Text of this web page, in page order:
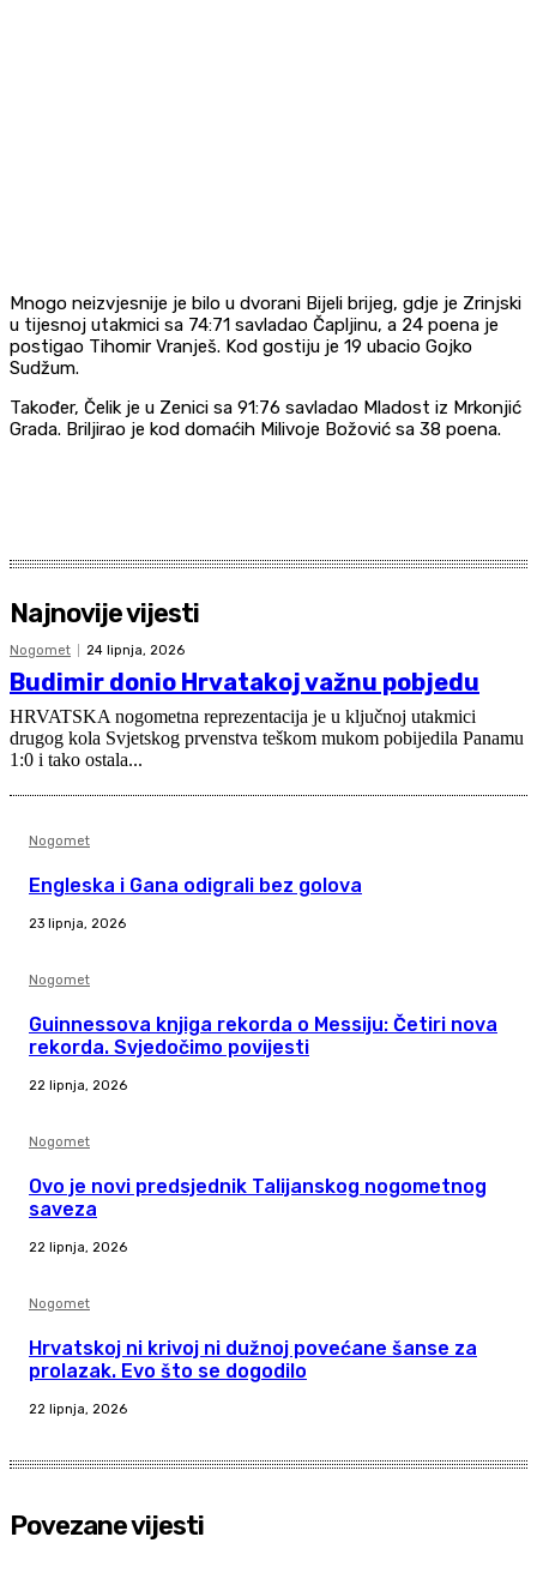
Mnogo neizvjesnije je bilo u dvorani Bijeli brijeg, gdje je Zrinjski
u tijesnoj utakmici sa 74:71 savladao Čapljinu, a 24 poena je
postigao Tihomir Vranješ. Kod gostiju je 19 ubacio Gojko
Sudžum.
Također, Čelik je u Zenici sa 91:76 savladao Mladost iz Mrkonjić
Grada. Briljirao je kod domaćih Milivoje Božović sa 38 poena.
Najnovije vijesti
Nogomet 24 lipnja, 2026
Budimir donio Hrvatakoj važnu pobjedu
HRVATSKA nogometna reprezentacija je u ključnoj utakmici
drugog kola Svjetskog prvenstva teškom mukom pobijedila Panamu
1:0 i tako ostala...
Nogomet
Engleska i Gana odigrali bez golova
23 lipnja, 2026
Nogomet
Guinnessova knjiga rekorda o Messiju: Četiri nova
rekorda. Svjedočimo povijesti
22 lipnja, 2026
Nogomet
Ovo je novi predsjednik Talijanskog nogometnog
saveza
22 lipnja, 2026
Nogomet
Hrvatskoj ni krivoj ni dužnoj povećane šanse za
prolazak. Evo što se dogodilo
22 lipnja, 2026
Povezane vijesti